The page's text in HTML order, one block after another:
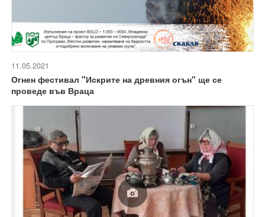
11.05.2021
Огнен фестивал "Искрите на древния огън" ще се
проведе във Враца